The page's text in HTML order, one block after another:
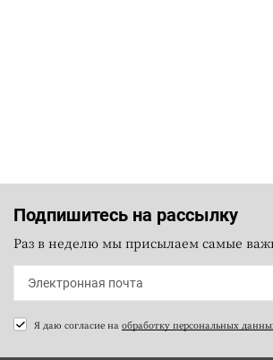
Подпишитесь на рассылку
Раз в неделю мы присылаем самые
Я даю согласие на обработку персональных